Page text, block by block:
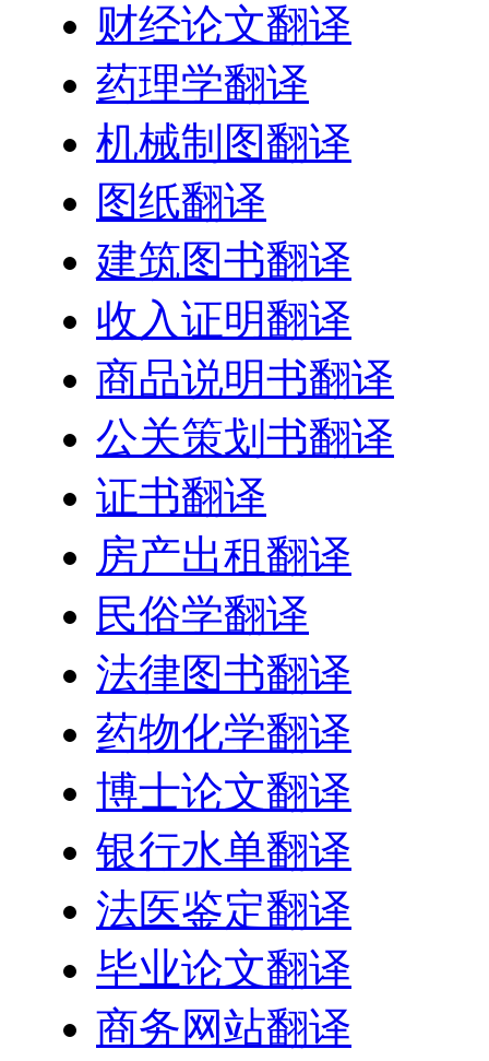
财经论文翻译
药理学翻译
机械制图翻译
图纸翻译
建筑图书翻译
收入证明翻译
商品说明书翻译
公关策划书翻译
证书翻译
房产出租翻译
民俗学翻译
法律图书翻译
药物化学翻译
博士论文翻译
银行水单翻译
法医鉴定翻译
毕业论文翻译
商务网站翻译